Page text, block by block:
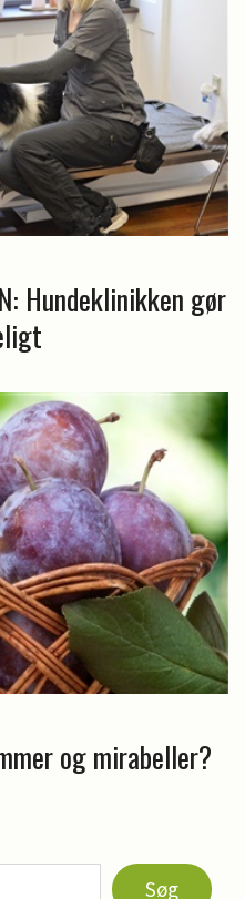
Hundeklinikken gør
og mirabeller?
Søg